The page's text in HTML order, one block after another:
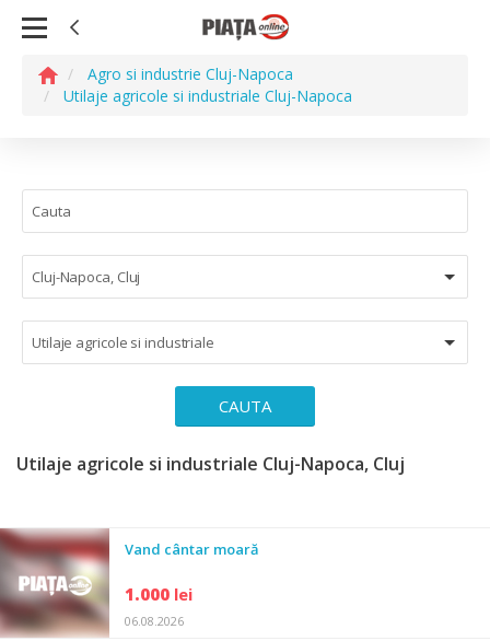
Agro si industrie Cluj-Napoca
Utilaje agricole si industriale Cluj-Napoca
Cluj-Napoca, Cluj
Utilaje agricole si industriale
CAUTA
Utilaje agricole si industriale Cluj-Napoca, Cluj
Vand cântar moară
1.000 lei
06.08.2026